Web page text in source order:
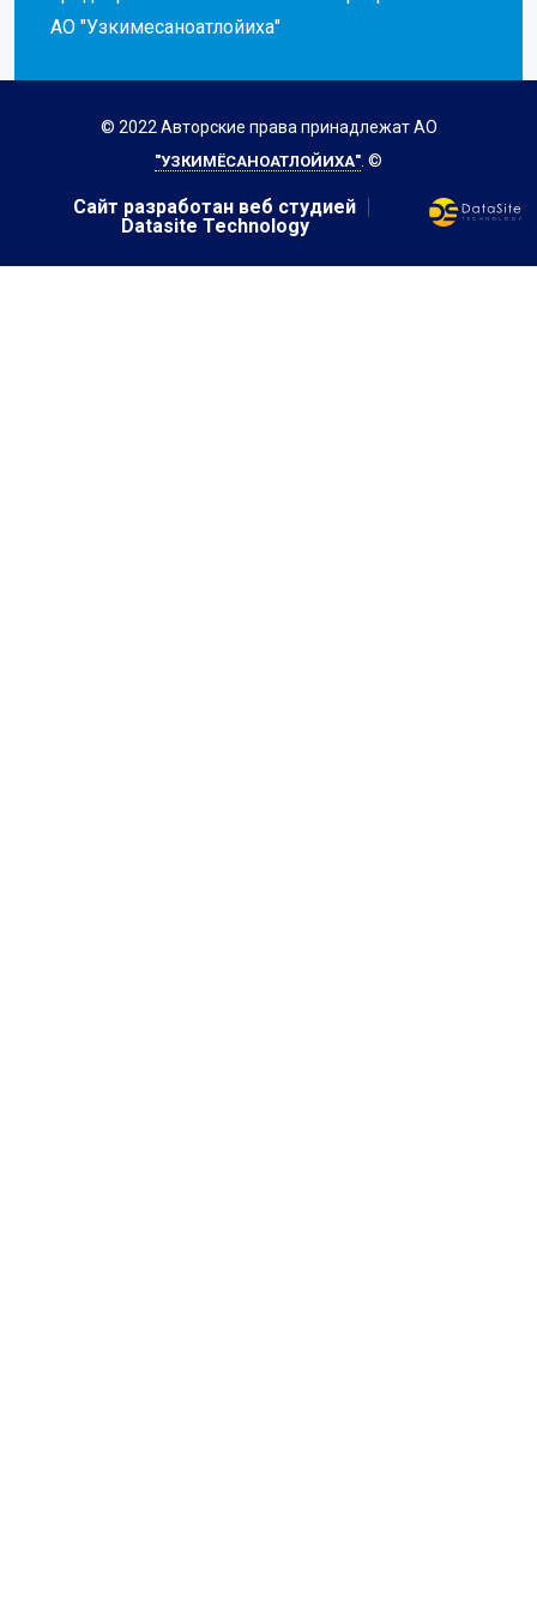
АО "Узкимесаноатлойиха"
© 2022 Авторские права принадлежат АО
"УЗКИМЁСАНОАТЛОЙИХА" . ©
Сайт разработан веб студией
Datasite Technology